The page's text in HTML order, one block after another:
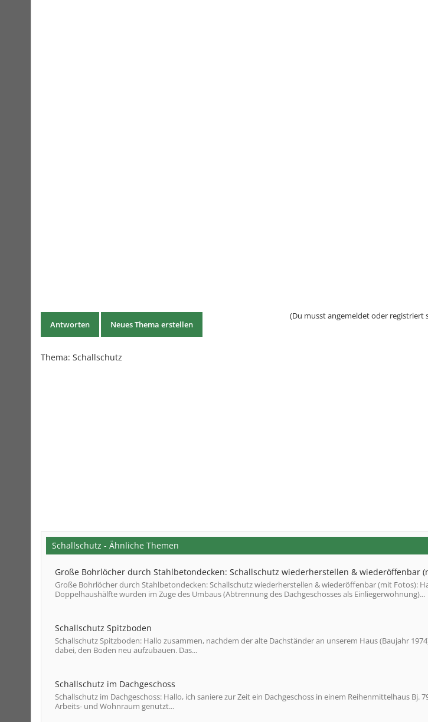
Antworten Neues Thema erstellen
(Du musst angemeldet oder registriert
Thema: Schallschutz
Schallschutz - Ähnliche Themen
Große Bohrlöcher durch Stahlbetondecken: Schallschutz wiederherstellen & wiederöffenbar
Große Bohrlöcher durch Stahlbetondecken: Schallschutz wiederherstellen & wiederöffenbar (mit Fotos):
Doppelhaushälfte wurden im Zuge des Umbaus (Abtrennung des Dachgeschosses als Einliegerwohnung)...
Schallschutz Spitzboden
Schallschutz Spitzboden: Hallo zusammen, nachdem der alte Dachständer an unserem Haus (Baujahr
dabei, den Boden neu aufzubauen. Das...
Schallschutz im Dachgeschoss
Schallschutz im Dachgeschoss: Hallo, ich saniere zur Zeit ein Dachgeschoss in einem Reihenmittelhaus Bj.
Arbeits- und Wohnraum genutzt...